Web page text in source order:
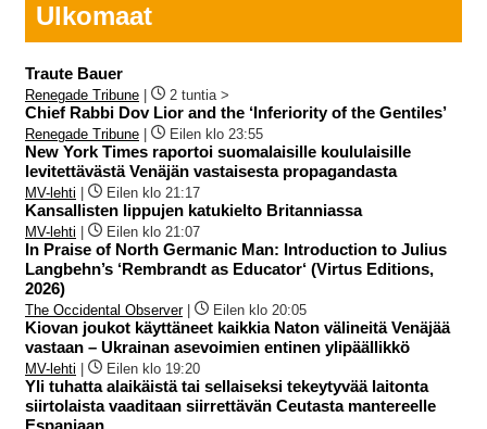
Ulkomaat
Traute Bauer
Renegade Tribune 2 tuntia >
Chief Rabbi Dov Lior and the ‘Inferiority of the Gentiles’
Renegade Tribune Eilen klo 23:55
New York Times raportoi suomalaisille koululaisille
levitettävästä Venäjän vastaisesta propagandasta
MV-lehti Eilen klo 21:17
Kansallisten lippujen katukielto Britanniassa
MV-lehti Eilen klo 21:07
In Praise of North Germanic Man: Introduction to Julius
Langbehn’s ‘Rembrandt as Educator‘ (Virtus Editions,
2026)
The Occidental Observer| Eilen klo 20:05
Kiovan joukot käyttäneet kaikkia Naton välineitä Venäjää
vastaan – Ukrainan asevoimien entinen ylipäällikkö
MV-lehti Eilen klo 19:20
Yli tuhatta alaikäistä tai sellaiseksi tekeytyvää laitonta
siirtolaista vaaditaan siirrettävän Ceutasta mantereelle
Espanjaan